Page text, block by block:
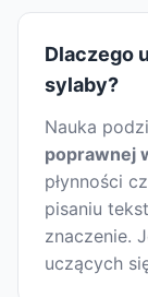
Dlaczego
sylaby?
Nauka
poprawnej
płynności
pisaniu
znaczenie.
uczących